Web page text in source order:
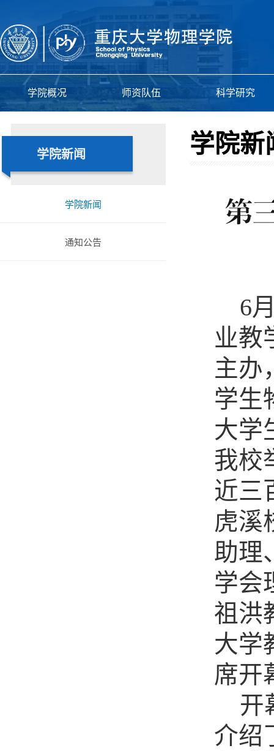
学院概况 师资队伍 科学研究
学院新闻
学院新闻
通知公告
学院新
第
6
业教
主办
学生
大学
我校
近三
虎溪
助理
学会
祖洪
大学
席开
开
介绍